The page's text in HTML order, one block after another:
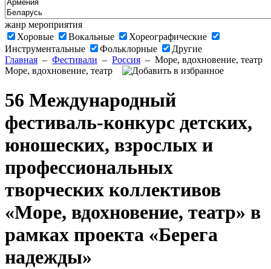
жанр мероприятия
Хоровые
Вокальные
Хореографические
Инструментальные
Фольклорные
Другие
Главная – Фестивали – Россия – Море, вдохновение, театр
Море, вдохновение, театр
56 Международный
фестиваль-конкурс детских,
юношеских, взрослых и
профессиональных
творческих коллективов
«Море, вдохновение, театр» в
рамках проекта «Берега
надежды»